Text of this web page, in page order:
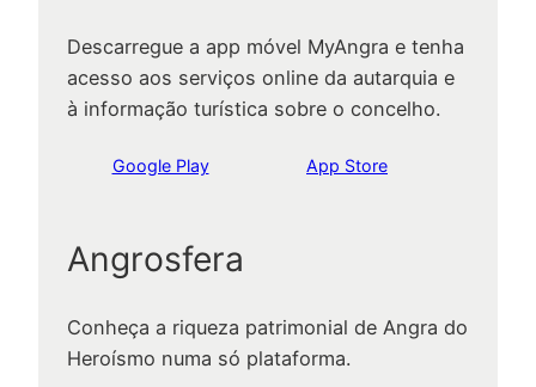
Descarregue a app móvel MyAngra e tenha
acesso aos serviços online da autarquia e
à informação turística sobre o concelho.
Google Play App Store
Angrosfera
Conheça a riqueza patrimonial de Angra do
Heroísmo numa só plataforma.